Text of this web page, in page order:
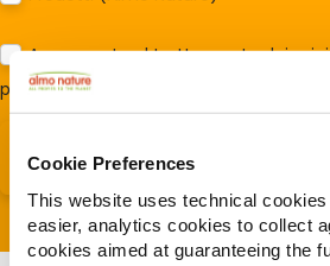
Cookie Preferences
This website uses technical
easier, analytics cookies to collect
cookies aimed at guaranteeing the
Acconsento al trattamento dei
preso visione della